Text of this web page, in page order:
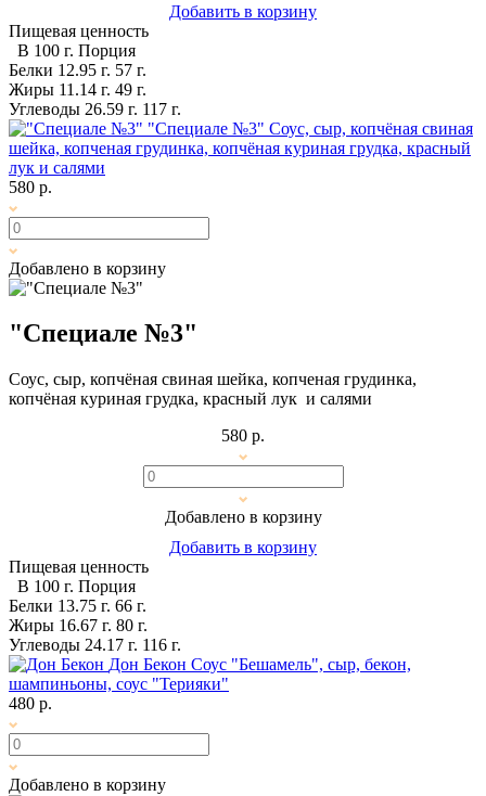
Добавить в корзину
Пищевая ценность
В 100 г. Порция
Белки 12.95 г. 57 г.
Жиры 11.14 г. 49 г.
Углеводы 26.59 г. 117 г.
"Специале №3" Соус, сыр, копчёная свиная
шейка, копченая грудинка, копчёная куриная грудка, красный
лук и салями
580 р.
Добавлено в корзину
"Специале №3"
Соус, сыр, копчёная свиная шейка, копченая грудинка,
копчёная куриная грудка, красный лук и салями
580 р.
Добавлено в корзину
Добавить в корзину
Пищевая ценность
В 100 г. Порция
Белки 13.75 г. 66 г.
Жиры 16.67 г. 80 г.
Углеводы 24.17 г. 116 г.
Дон Бекон Соус "Бешамель", сыр, бекон,
шампиньоны, соус "Терияки"
480 р.
Добавлено в корзину